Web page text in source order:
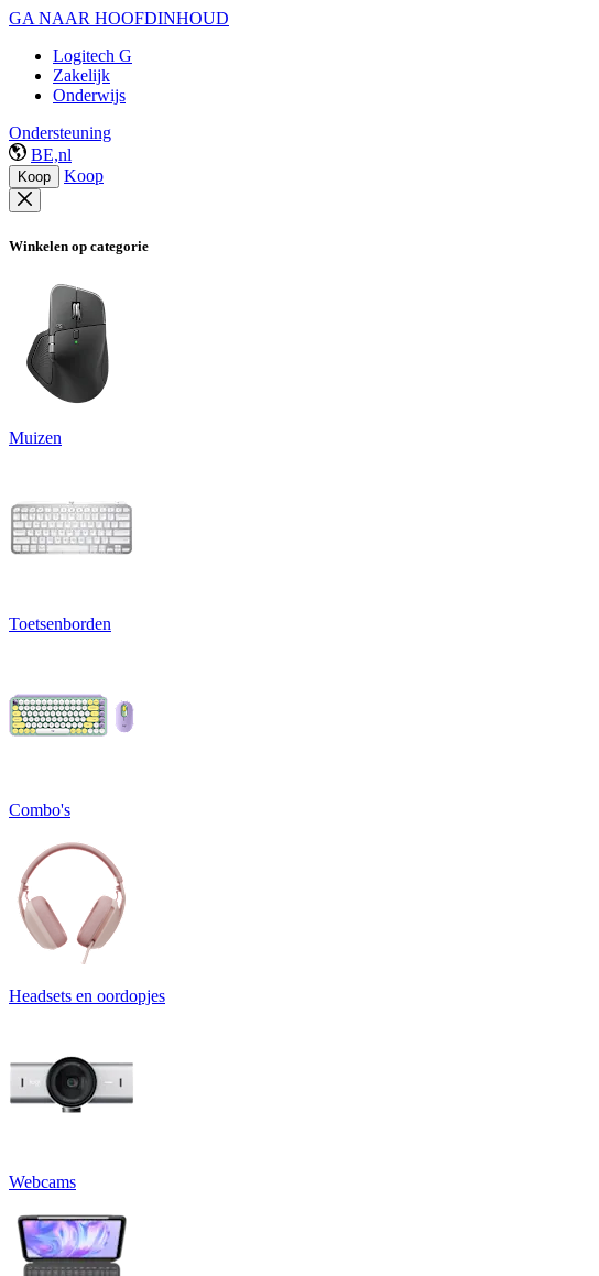
GA NAAR HOOFDINHOUD
Logitech G
Zakelijk
Onderwijs
Ondersteuning
BE,nl
Koop Koop
Winkelen op categorie
Muizen
Toetsenborden
Combo's
Headsets en oordopjes
Webcams